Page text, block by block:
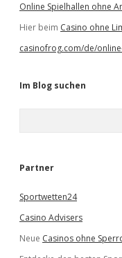
Online Spielhallen ohne
Hier beim Casino ohne
casinofrog.com/de/
Im Blog suchen
e
Partner
Sportwetten24
Casino Advisers
Neue Casinos ohne